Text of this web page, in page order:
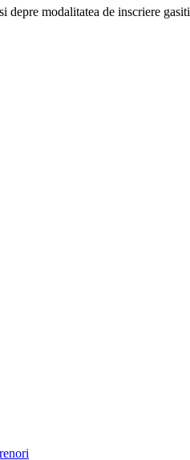
depre modalitatea de inscriere gasiti